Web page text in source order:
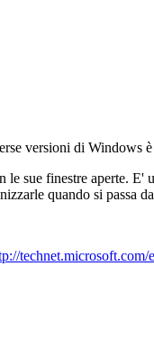
versioni di Windows
sue finestre aperte.
quando si passa
technet.microsoft.com/